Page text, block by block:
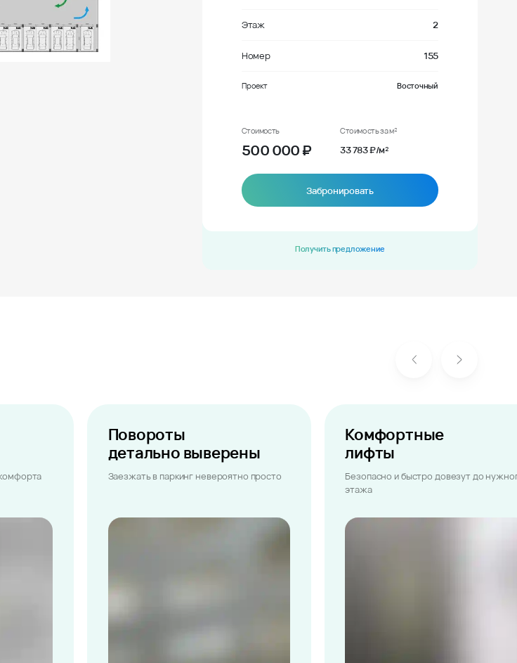
Этаж 2
Номер 155
Проект Восточный
Стоимость
500 000₽
Стоимость за м²
33 783 ₽/м²
Забронировать
Получить предложение
Повороты
детально выверены
Заезжать в паркинг невероятно просто
Комфортные
лифты
Безопасно и быстро довезут до
этажа